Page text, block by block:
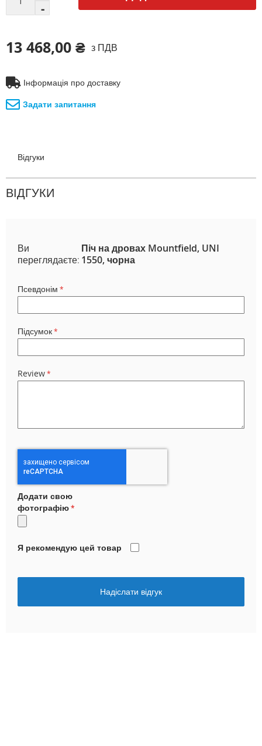
13 468,00 ₴ з ПДВ
Інформація про доставку
Задати запитання
Відгуки
ВІДГУКИ
Ви
переглядаєте:
Піч на дровах Mountfield, UNI
1550, чорна
Псевдонім
Підсумок
Review
Додати свою
фотографію
Я рекомендую цей товар
Надіслати відгук